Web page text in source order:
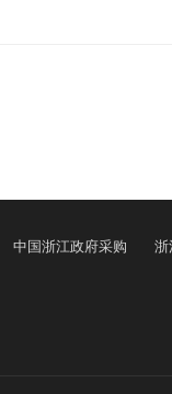
中国浙江政府采购 浙